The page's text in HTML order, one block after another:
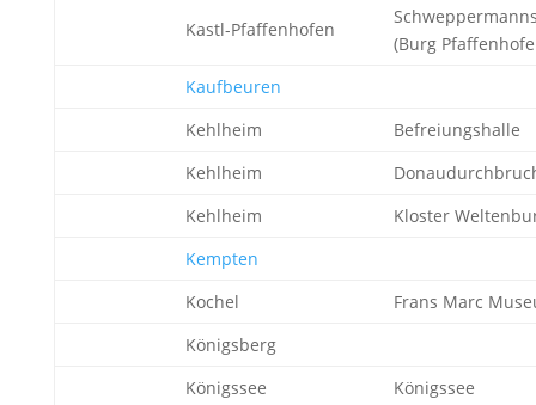
Kastl-Pfaffenhofen
(Burg
Kaufbeuren
Kehlheim
Befreiungshalle
Kehlheim
Kehlheim
Kloster
Kempten
Kochel
Frans Marc
Königsberg
Königssee
Königssee